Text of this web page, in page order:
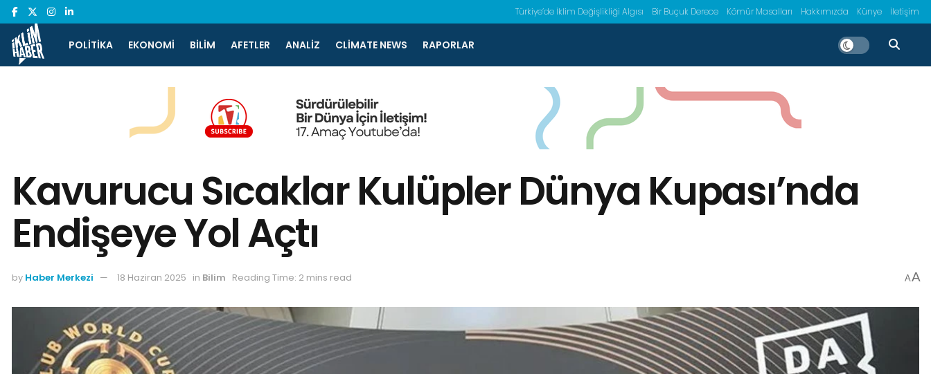
Türkiye’de İklim Değişlikliği Algısı Bir Buçuk Derece Kömür Masalları Hakkımızda Künye İletişim
POLITIKA EKONOMI BILIM AFETLER ANALIZ CLIMATE NEWS RAPORLAR
Kavurucu Sıcaklar Kulüpler Dünya Kupası’nda
Endişeye Yol Açtı
by Haber Merkezi 18 Haziran 2025 in Bilim Reading Time: 2 mins read AA